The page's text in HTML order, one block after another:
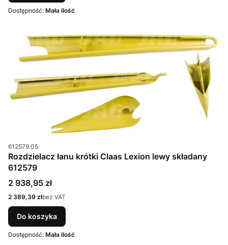
Dostępność: Mała ilość
Kod produktu
612579.05
Rozdzielacz łanu krótki Claas Lexion lewy składany
612579
Cena
2 938,95 zł
Cena
2 389,39 złbez VAT
Do koszyka
Dostępność: Mała ilość